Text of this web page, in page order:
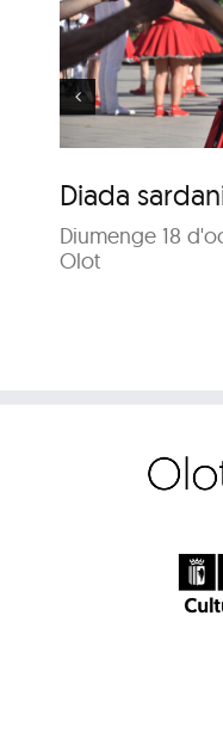
Diada
Diumenge 18
Olot
84è